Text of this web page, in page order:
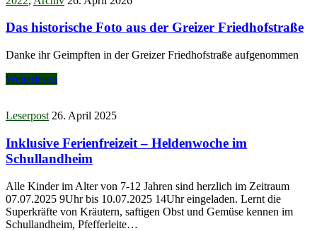
Das historische Foto aus der Greizer Friedhofstraße
Danke ihr Geimpften in der Greizer Friedhofstraße aufgenommen
Weiterlesen
Leserpost 26. April 2025
Inklusive Ferienfreizeit – Heldenwoche im
Schullandheim
Alle Kinder im Alter von 7-12 Jahren sind herzlich im Zeitraum
07.07.2025 9Uhr bis 10.07.2025 14Uhr eingeladen. Lernt die
Superkräfte von Kräutern, saftigen Obst und Gemüse kennen im
Schullandheim, Pfefferleite…